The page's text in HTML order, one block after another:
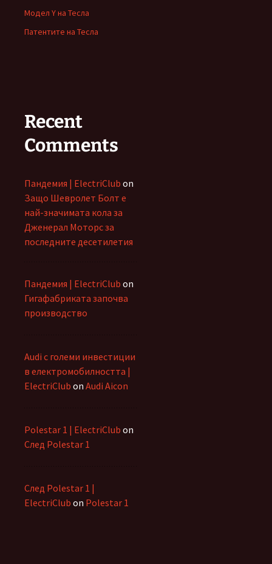
Модел Y на Тесла
Патентите на Тесла
Recent
Comments
Пандемия | ElectriClub on
Защо Шевролет Болт е
най-значимата кола за
Дженерал Моторс за
последните десетилетия
Пандемия | ElectriClub on
Гигафабриката започва
производство
Audi с големи инвестиции
в електромобилността |
ElectriClub on Audi Aicon
Polestar 1 | ElectriClub on
След Polestar 1
След Polestar 1 |
ElectriClub on Polestar 1